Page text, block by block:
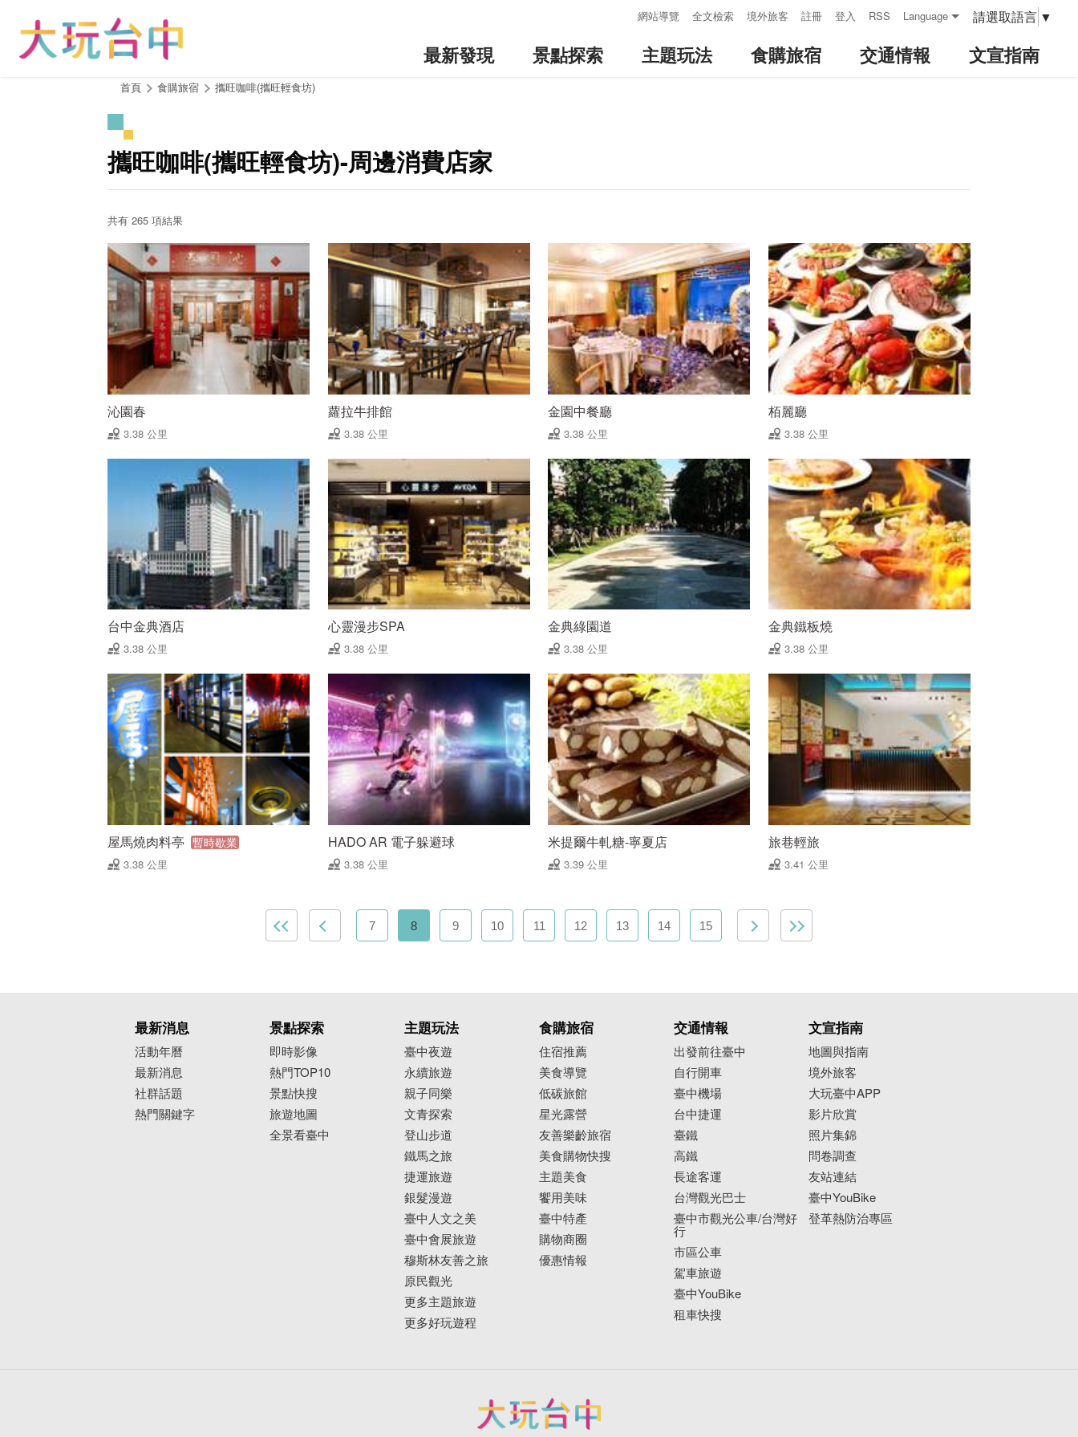
網站導覽 全文檢索 境外旅客 註冊 登入 RSS Language 請選取語言 ▼
最新發現 景點探索 主題玩法 食購旅宿 交通情報 文宣指南
首頁 食購旅宿 攜旺咖啡(攜旺輕食坊)
攜旺咖啡(攜旺輕食坊)-周邊消費店家
共有 265 項結果
沁園春
3.38 公里
蘿拉牛排館
3.38 公里
金園中餐廳
3.38 公里
栢麗廳
3.38 公里
台中金典酒店
3.38 公里
心靈漫步SPA
3.38 公里
金典綠園道
3.38 公里
金典鐵板燒
3.38 公里
屋馬燒肉料亭 暫時歇業
3.38 公里
HADO AR 電子躲避球
3.38 公里
米提爾牛軋糖-寧夏店
3.39 公里
旅巷輕旅
3.41 公里
7 8 9 10 11 12 13 14 15
最新消息
活動年曆
最新消息
社群話題
熱門關鍵字
景點探索
即時影像
熱門TOP10
景點快搜
旅遊地圖
全景看臺中
主題玩法
臺中夜遊
永續旅遊
親子同樂
文青探索
登山步道
鐵馬之旅
捷運旅遊
銀髮漫遊
臺中人文之美
臺中會展旅遊
穆斯林友善之旅
原民觀光
更多主題旅遊
更多好玩遊程
食購旅宿
住宿推薦
美食導覽
低碳旅館
星光露營
友善樂齡旅宿
美食購物快搜
主題美食
饗用美味
臺中特產
購物商圈
優惠情報
交通情報
出發前往臺中
自行開車
臺中機場
台中捷運
臺鐵
高鐵
長途客運
台灣觀光巴士
臺中市觀光公車/台灣好
行
市區公車
駕車旅遊
臺中YouBike
租車快搜
文宣指南
地圖與指南
境外旅客
大玩臺中APP
影片欣賞
照片集錦
問卷調查
友站連結
臺中YouBike
登革熱防治專區